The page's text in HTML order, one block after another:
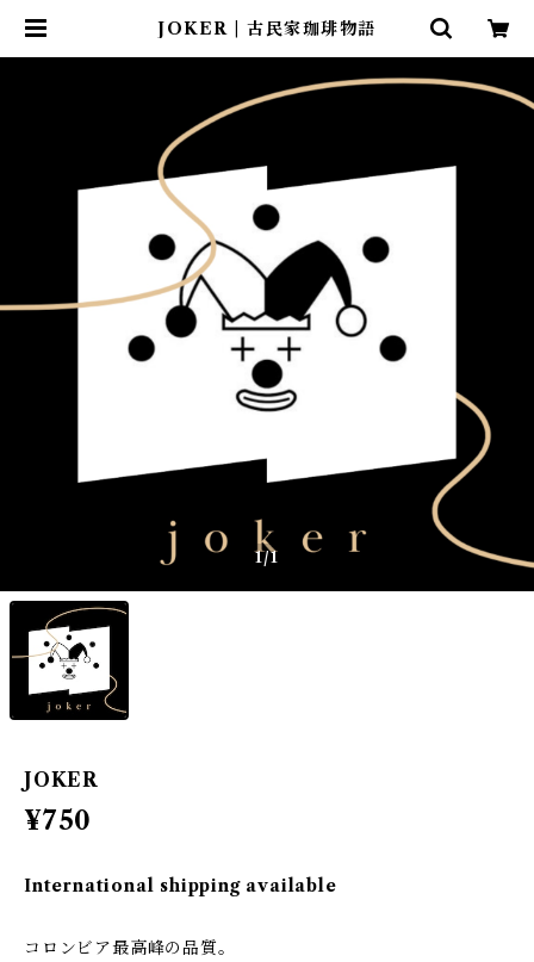
JOKER | 古民家珈琲物語
1/1
JOKER
¥750
International shipping available
コロンビア最高峰の品質。